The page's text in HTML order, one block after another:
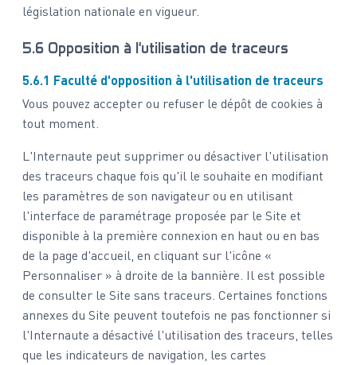
législation nationale en vigueur.
5.6 Opposition à l'utilisation de traceurs
5.6.1 Faculté d'opposition à l'utilisation de traceurs
Vous pouvez accepter ou refuser le dépôt de cookies à
tout moment.
L'Internaute peut supprimer ou désactiver l'utilisation
des traceurs chaque fois qu'il le souhaite en modifiant
les paramètres de son navigateur ou en utilisant
l'interface de paramétrage proposée par le Site et
disponible à la première connexion en haut ou en bas
de la page d'accueil, en cliquant sur l'icône «
Personnaliser » à droite de la bannière. Il est possible
de consulter le Site sans traceurs. Certaines fonctions
annexes du Site peuvent toutefois ne pas fonctionner si
l'Internaute a désactivé l'utilisation des traceurs, telles
que les indicateurs de navigation, les cartes